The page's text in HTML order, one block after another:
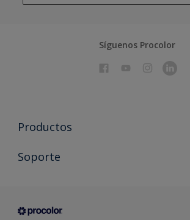
Síguenos Procolor
Productos
Todos los productos
Condiciones generales de venta
Soporte